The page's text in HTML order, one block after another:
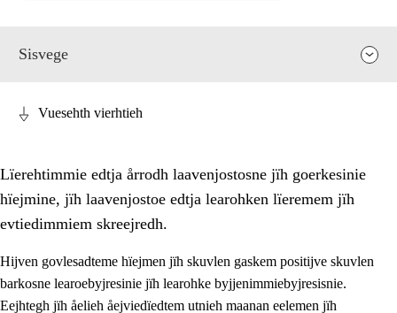
Sisvege
Vuesehth vierhtieh
Lïerehtimmie edtja årrodh laavenjostosne jïh goerkesinie
hïejmine, jïh laavenjostoe edtja learohken lïeremem jïh
evtiedimmiem skreejredh.
Hijven govlesadteme hïejmen jïh skuvlen gaskem positijve skuvlen
barkosne learoebyjresinie jïh learohke byjjenimmiebyjresisnie.
Eejhtegh jïh åelieh åejviedïedtem utnieh maanan eelemen jïh